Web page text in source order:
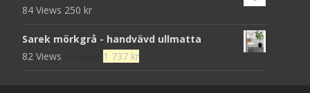
84 Views 250 kr
Sarek mörkgrå - handvävd ullmatta
82 Views
Det
1 737 krDet